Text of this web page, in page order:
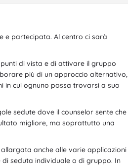
e partecipata. Al centro ci sarà
di vista e di attivare il gruppo
più di un approccio alternativo,
in cui ognuno possa trovarsi a suo
sedute dove il counselor sente che
migliore, ma soprattutto una
anche alle varie applicazioni
seduta individuale o di gruppo. In